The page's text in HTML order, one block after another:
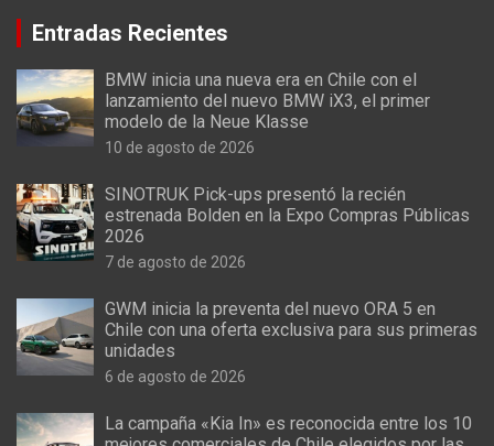
Entradas Recientes
BMW inicia una nueva era en Chile con el
lanzamiento del nuevo BMW iX3, el primer
modelo de la Neue Klasse
10 de agosto de 2026
SINOTRUK Pick-ups presentó la recién
estrenada Bolden en la Expo Compras Públicas
2026
7 de agosto de 2026
GWM inicia la preventa del nuevo ORA 5 en
Chile con una oferta exclusiva para sus primeras
unidades
6 de agosto de 2026
La campaña «Kia In» es reconocida entre los 10